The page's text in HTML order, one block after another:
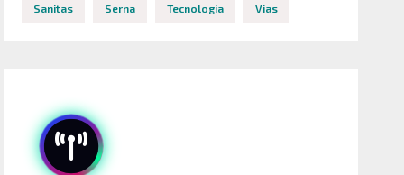
Sanitas Serna Tecnologia Vias